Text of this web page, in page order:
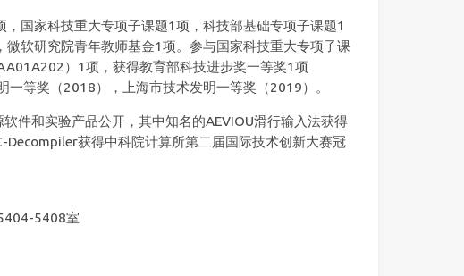
国家科技重大专项子课题1项，科技部基础专项子课题1
软研究院青年教师基金1项。参与国家科技重大专项子课
）1项，获得教育部科技进步奖一等奖1项
等奖（2018），上海市技术发明一等奖（2019）。
件和实验产品公开，其中知名的AEVIOU滑行输入法获得
获得中科院计算所第二届国际技术创新大赛冠
5408室